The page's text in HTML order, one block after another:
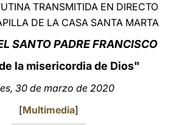
TRANSMITIDA EN DIRECTO
DE LA CASA SANTA MARTA
SANTO PADRE FRANCISCO
la misericordia de Dios"
30 de marzo de 2020
[Multimedia]